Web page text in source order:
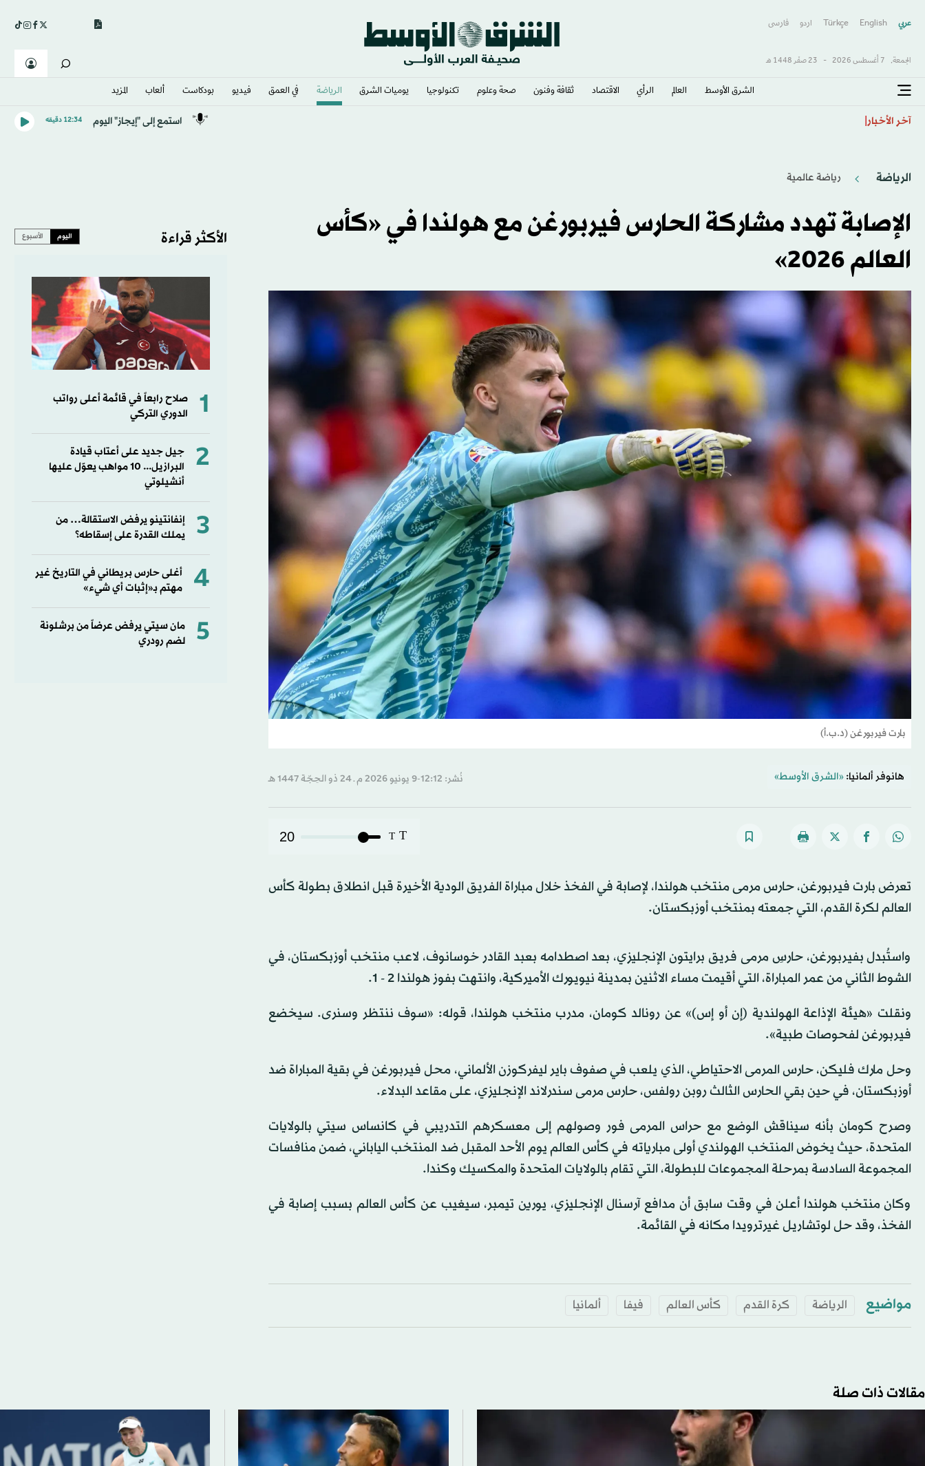
عربي English
Türkçe اردو فارسى
الجمعة, 7 أغسطس 2026 - 23 صفَر 1448 هـ
الشرق الأوسط​ العالم الرأي الاقتصاد ثقافة وفنون صحة وعلوم تكنولوجيا يوميات الشرق​ الرياضة في العمق فيديو بودكاست ألعاب المزيد
آخر الأخبار استمع إلى "إيجاز" اليوم 12:34 دقيقه
الرياضة رياضة عالمية
الإصابة تهدد مشاركة الحارس فيربورغن مع هولندا في «كأس
العالم 2026»
بارت فيربورغن (د.ب.أ)
هانوفر ألمانيا: «الشرق الأوسط» نُشر: 12:12-9 يونيو 2026 م ـ 24 ذو الحِجّة 1447 هـ
T
T
20
تعرض بارت فيربورغن، حارس مرمى منتخب هولندا، لإصابة في الفخذ خلال مباراة الفريق الودية الأخيرة قبل انطلاق بطولة كأس
العالم لكرة القدم، التي جمعته بمنتخب أوزبكستان.
واستُبدل بفيربورغن، حارسِ مرمى فريق برايتون الإنجليزي، بعد اصطدامه بعبد القادر خوسانوف، لاعب منتخب أوزبكستان، في
الشوط الثاني من عمر المباراة، التي أقيمت مساء الاثنين بمدينة نيويورك الأميركية، وانتهت بفوز هولندا 2 - 1.
ونقلت «هيئة الإذاعة الهولندية (إن أو إس)» عن رونالد كومان، مدرب منتخب هولندا، قوله: «سوف ننتظر وسنرى. سيخضع
فيربورغن لفحوصات طبية».
وحل مارك فليكن، حارس المرمى الاحتياطي، الذي يلعب في صفوف باير ليفركوزن الألماني، محل فيربورغن في بقية المباراة ضد
أوزبكستان، في حين بقي الحارس الثالث روبن رولفس، حارس مرمى سندرلاند الإنجليزي، على مقاعد البدلاء.
وصرح كومان بأنه سيناقش الوضع مع حراس المرمى فور وصولهم إلى معسكرهم التدريبي في كانساس سيتي بالولايات
المتحدة، حيث يخوض المنتخب الهولندي أولى مبارياته في كأس العالم يوم الأحد المقبل ضد المنتخب الياباني، ضمن منافسات
المجموعة السادسة بمرحلة المجموعات للبطولة، التي تقام بالولايات المتحدة والمكسيك وكندا.
وكان منتخب هولندا أعلن في وقت سابق أن مدافع آرسنال الإنجليزي، يورين تيمبر، سيغيب عن كأس العالم بسبب إصابة في
الفخذ، وقد حل لوتشاريل غيرترويدا مكانه في القائمة.
مواضيع الرياضة كرة القدم كأس العالم فيفا ألمانيا
الأكثر قراءة اليوم الأسبوع
1
صلاح رابعاً في قائمة أعلى رواتب
الدوري التركي
2
جيل جديد على أعتاب قيادة
البرازيل... 10 مواهب يعوّل عليها
أنشيلوتي
3
إنفانتينو يرفض الاستقالة… من
يملك القدرة على إسقاطه؟
4
أغلى حارس بريطاني في التاريخ غير
مهتم بـ«إثبات أي شيء»
5
مان سيتي يرفض عرضاً من برشلونة
لضم رودري
مقالات ذات صلة